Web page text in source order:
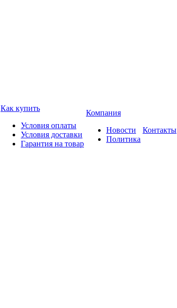
Как купить
Условия оплаты
Условия доставки
Гарантия на товар
Компания
Новости
Политика
Контакты